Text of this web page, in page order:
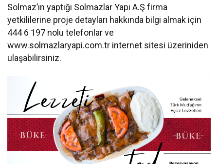
Solmaz’ın yaptığı Solmazlar Yapı A.Ş firma
yetkililerine proje detayları hakkında bilgi almak için
444 6 197 nolu telefonlar ve
www.solmazlaryapi.com.tr internet sitesi üzeriniden
ulaşabilirsiniz.